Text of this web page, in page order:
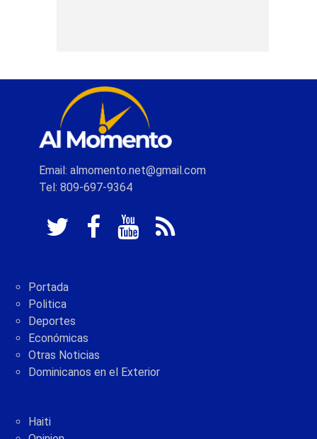
Email: almomento.net@gmail.com
Tel: 809-697-9364
Portada
Politica
Deportes
Económicas
Otras Noticias
Dominicanos en el Exterior
Haiti